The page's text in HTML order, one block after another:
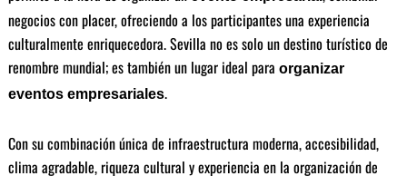
negocios con placer, ofreciendo a los participantes una experiencia
culturalmente enriquecedora. Sevilla no es solo un destino turístico de
renombre mundial; es también un lugar ideal para organizar
eventos empresariales.
Con su combinación única de infraestructura moderna, accesibilidad,
clima agradable, riqueza cultural y experiencia en la organización de